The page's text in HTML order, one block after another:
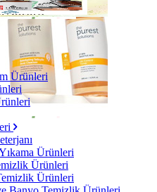
Ürünleri
Ürünleri
Ürünleri
Ürünleri